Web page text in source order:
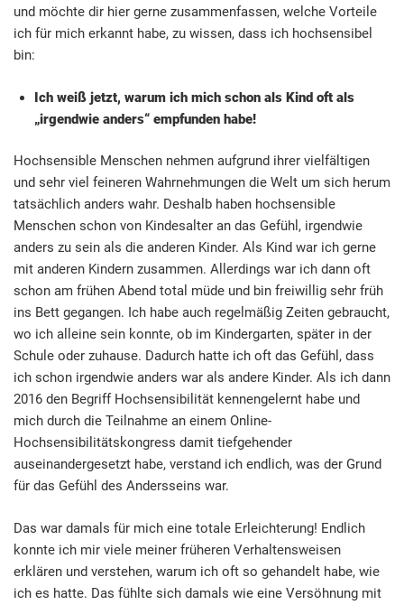
und möchte dir hier gerne zusammenfassen, welche Vorteile
ich für mich erkannt habe, zu wissen, dass ich hochsensibel
bin:
Ich weiß jetzt, warum ich mich schon als Kind oft als
„irgendwie anders“ empfunden habe!
Hochsensible Menschen nehmen aufgrund ihrer vielfältigen
und sehr viel feineren Wahrnehmungen die Welt um sich herum
tatsächlich anders wahr. Deshalb haben hochsensible
Menschen schon von Kindesalter an das Gefühl, irgendwie
anders zu sein als die anderen Kinder. Als Kind war ich gerne
mit anderen Kindern zusammen. Allerdings war ich dann oft
schon am frühen Abend total müde und bin freiwillig sehr früh
ins Bett gegangen. Ich habe auch regelmäßig Zeiten gebraucht,
wo ich alleine sein konnte, ob im Kindergarten, später in der
Schule oder zuhause. Dadurch hatte ich oft das Gefühl, dass
ich schon irgendwie anders war als andere Kinder. Als ich dann
2016 den Begriff Hochsensibilität kennengelernt habe und
mich durch die Teilnahme an einem Online-
Hochsensibilitätskongress damit tiefgehender
auseinandergesetzt habe, verstand ich endlich, was der Grund
für das Gefühl des Andersseins war.
Das war damals für mich eine totale Erleichterung! Endlich
konnte ich mir viele meiner früheren Verhaltensweisen
erklären und verstehen, warum ich oft so gehandelt habe, wie
ich es hatte. Das fühlte sich damals wie eine Versöhnung mit